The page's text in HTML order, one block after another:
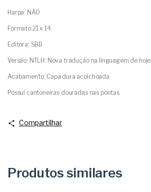
Harpa: NÃO
Formato:21 x 14
Editora: SBB
Versão: NTLH: Nova tradução na linguagem de hoje
Acabamento: Capa dura acolchoada
Possui cantoneiras douradas nas pontas
Compartilhar
Produtos similares